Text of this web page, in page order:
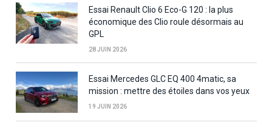
Essai Renault Clio 6 Eco-G 120 : la plus
économique des Clio roule désormais au
GPL
28 JUIN 2026
Essai Mercedes GLC EQ 400 4matic, sa
mission : mettre des étoiles dans vos yeux
19 JUIN 2026